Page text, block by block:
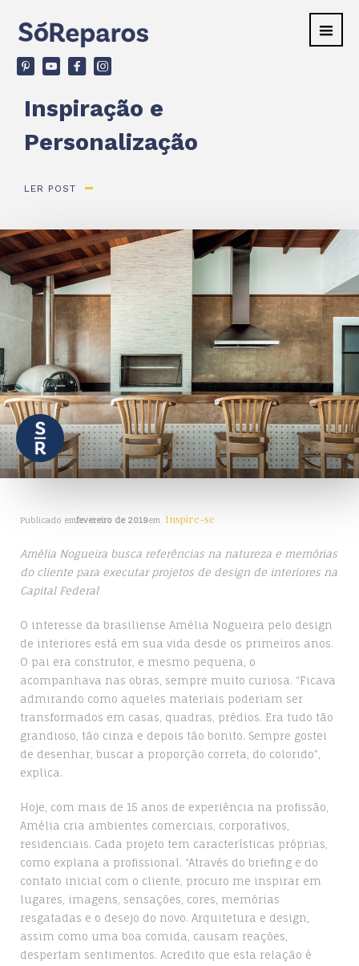
v ù F d
Inspiração e
Personalização
LER POST
Publicado emfevereiro de 2019em Inspire-se
Amélia Nogueira busca referências na natureza e memórias
do cliente para executar projetos de design de interiores na
Capital Federal
O interesse da brasiliense Amélia Nogueira pelo design
de interiores está em sua vida desde os primeiros anos.
O pai era construtor, e mesmo pequena, o
acompanhava nas obras, sempre muito curiosa. “Ficava
admirando como aqueles materiais poderiam ser
transformados em casas, quadras, prédios. Era tudo tão
grandioso, tão cinza e depois tão bonito. Sempre gostei
de desenhar, buscar a proporção correta, do colorido”,
explica.
Hoje, com mais de 15 anos de experiência na profissão,
Amélia cria ambientes comerciais, corporativos,
residenciais. Cada projeto tem características próprias,
como explana a profissional. “Através do briefing e do
contato inicial com o cliente, procuro me inspirar em
lugares, imagens, sensações, cores, memórias
resgatadas e o desejo do novo. Arquitetura e design,
assim como uma boa comida, causam reações,
despertam sentimentos. Acredito que esta relação é